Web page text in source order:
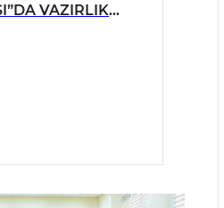
VAZIRLIK